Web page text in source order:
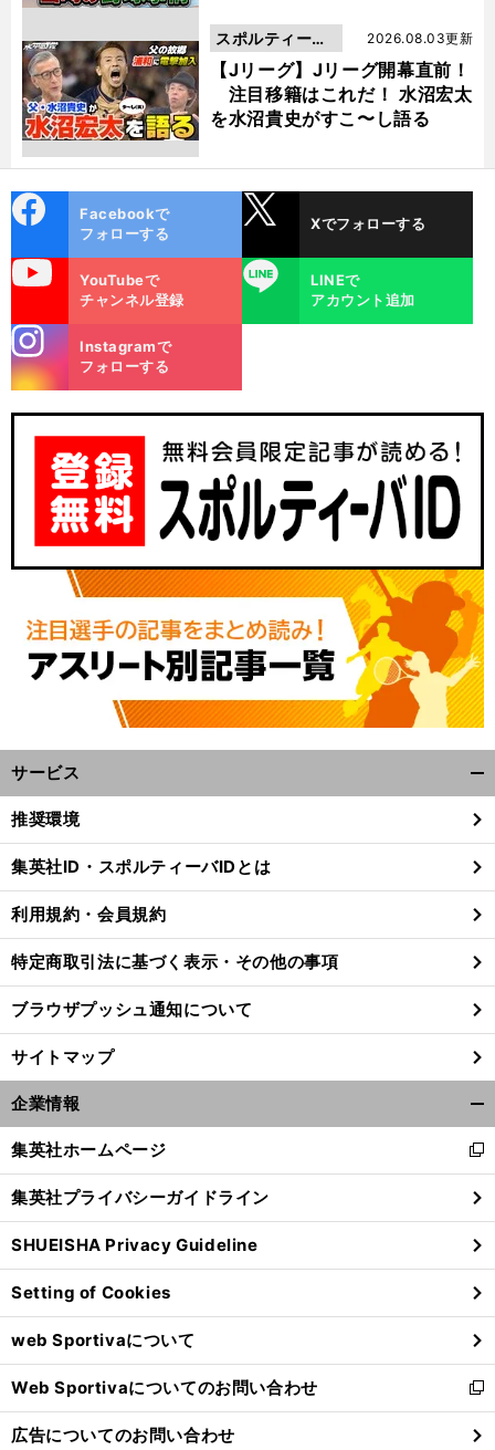
【Jリーグ】Jリーグ開幕直前！
注目移籍はこれだ！ 水沼宏太
を水沼貴史がすこ〜し語る
2026.08.03更新
スポルティーバ
動画
ok
Facebookで
フォローする
Xでフォローする
YouTubeで
チャンネル登録
LINE
LINEで
アカウント追加
m
Instagramで
フォローする
サービス
閉
る
推奨環境
集英社ID・スポルティーバIDとは
利用規約・会員規約
特定商取引法に基づく表示・その他の事項
ブラウザプッシュ通知について
サイトマップ
企業情報
閉
る
集英社ホームページ
新
し
い
ウ
ィ
ン
ド
ウ
で
開
く
集英社プライバシーガイドライン
SHUEISHA Privacy Guideline
Setting of Cookies
web Sportivaについて
Web Sportivaについてのお問い合わせ
新
し
い
広告についてのお問い合わせ